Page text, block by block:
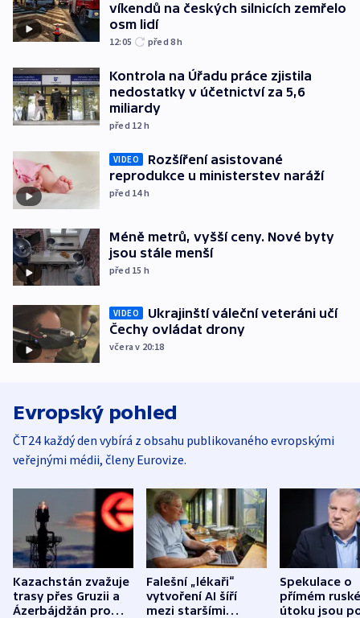
víkendů na českých silnicích zemřelo
osm lidí
12:05 před 8h
Kontrola na Úřadu práce zjistila
nedostatky v účetnictví za 5,6
miliardy
před 12 h
VIDEO
Rozšíření asistované
reprodukce u ministerstev naráží
před 14h
Méně metrů, vyšší ceny. Nové byty
jsou stále menší
před 15 h
VIDEO
Ukrajinští váleční veteráni učí
Čechy ovládat drony
včera v 20:18
Evropský pohled
ČT24 každý den vybírá z obsahu publikovaného evropskými
veřejnými médii, členy Eurovize.
Kazachstán zvažuje
trasy přes Gruzii a
Ázerbájdžán pro
Falešní „lékaři“
vytvoření AI šíří
mezi staršími
Spekulace o
přímém
útoku jsou